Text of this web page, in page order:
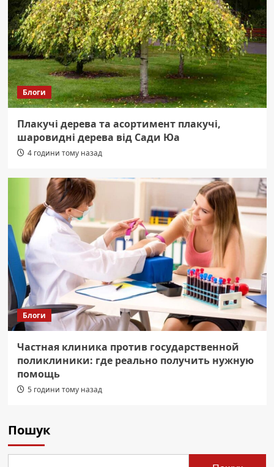
Блоги
Плакучі дерева та асортимент плакучі,
шаровидні дерева від Сади Юа
4 години тому назад
Блоги
Частная клиника против государственной
поликлиники: где реально получить нужную
помощь
5 години тому назад
Пошук